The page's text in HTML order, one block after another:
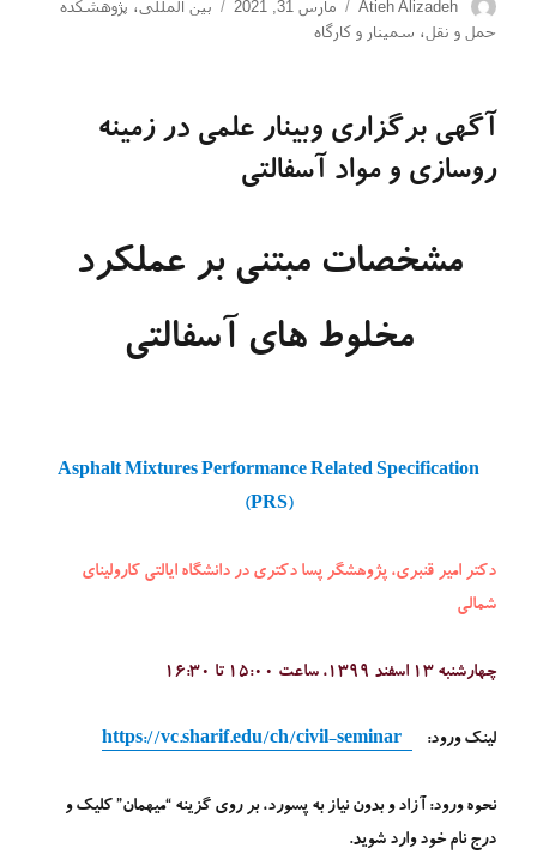
نویسنده
Atieh Alizadeh
ارسال
شده
مارس 31, 2021 دسته‌ها
بین المللی، پژوهشکده
حمل و نقل ، سمینار و کارگاه
آگهی برگزاری وبینار علمی در زمینه
روسازی و مواد آسفالتی
مشخصات مبتنی بر عملکرد
مخلوط های آسفالتی
Asphalt Mixtures Performance Related Specification
(PRS)
دکتر امیر قنبری، پژوهشگر پسا دکتری در دانشگاه ایالتی کارولینای
شمالی
چهارشنبه 13 اسفند 1399، ساعت 15:00 تا 16:30
لینک ورود: https://vc.sharif.edu/ch/civil-seminar
نحوه ورود: آزاد و بدون نیاز به پسورد، بر روی گزینه “میهمان” کلیک و
درجنام خودوارد شوید.